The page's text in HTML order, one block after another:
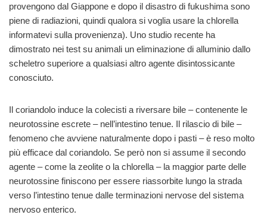
provengono dal Giappone e dopo il disastro di fukushima sono
piene di radiazioni, quindi qualora si voglia usare la chlorella
informatevi sulla provenienza). Uno studio recente ha
dimostrato nei test su animali un eliminazione di alluminio dallo
scheletro superiore a qualsiasi altro agente disintossicante
conosciuto.
Il coriandolo induce la colecisti a riversare bile – contenente le
neurotossine escrete – nell’intestino tenue. Il rilascio di bile –
fenomeno che avviene naturalmente dopo i pasti – è reso molto
più efficace dal coriandolo. Se però non si assume il secondo
agente – come la zeolite o la chlorella – la maggior parte delle
neurotossine finiscono per essere riassorbite lungo la strada
verso l’intestino tenue dalle terminazioni nervose del sistema
nervoso enterico.